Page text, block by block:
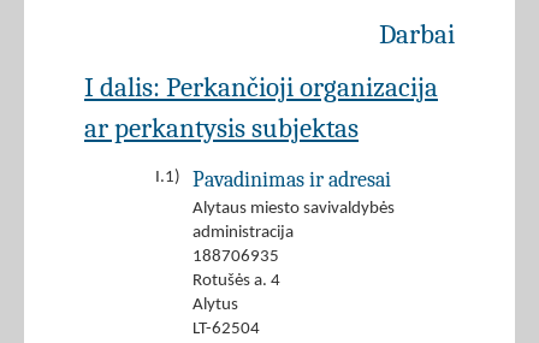
Darbai
I dalis: Perkančioji organizacija
ar perkantysis subjektas
I.1) Pavadinimas ir adresai
Alytaus miesto savivaldybės
administracija
188706935
Rotušės a. 4
Alytus
LT-62504